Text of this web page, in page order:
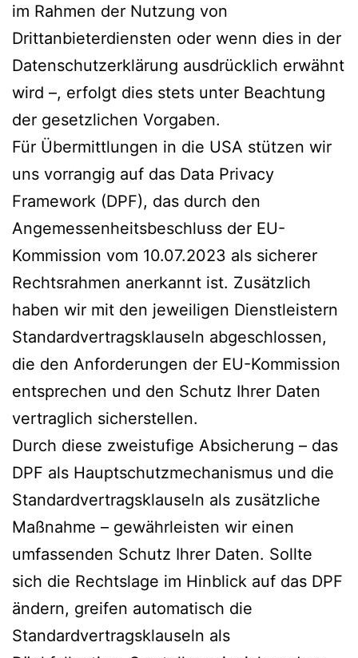
im Rahmen der Nutzung von
Drittanbieterdiensten oder wenn dies in der
Datenschutzerklärung ausdrücklich erwähnt
wird –, erfolgt dies stets unter Beachtung
der gesetzlichen Vorgaben.
Für Übermittlungen in die USA stützen wir
uns vorrangig auf das Data Privacy
Framework (DPF), das durch den
Angemessenheitsbeschluss der EU-
Kommission vom 10.07.2023 als sicherer
Rechtsrahmen anerkannt ist. Zusätzlich
haben wir mit den jeweiligen Dienstleistern
Standardvertragsklauseln abgeschlossen,
die den Anforderungen der EU-Kommission
entsprechen und den Schutz Ihrer Daten
vertraglich sicherstellen.
Durch diese zweistufige Absicherung – das
DPF als Hauptschutzmechanismus und die
Standardvertragsklauseln als zusätzliche
Maßnahme – gewährleisten wir einen
umfassenden Schutz Ihrer Daten. Sollte
sich die Rechtslage im Hinblick auf das DPF
ändern, greifen automatisch die
Standardvertragsklauseln als